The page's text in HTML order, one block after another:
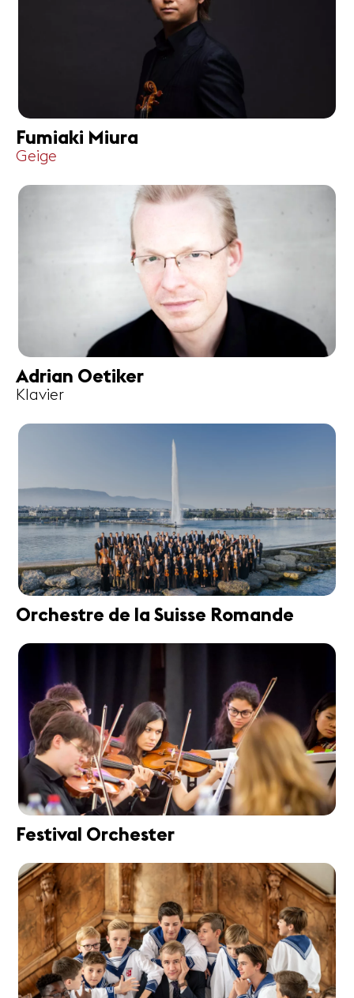
Fumiaki Miura
Geige
Adrian Oetiker
Klavier
Orchestre de la Suisse Romande
Festival Orchester